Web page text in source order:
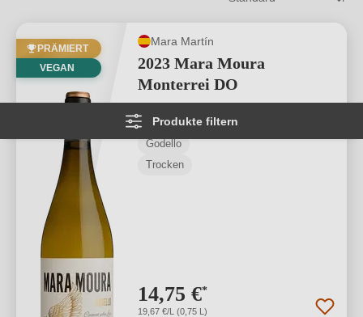
Produkte filtern
PRÄMIERT
VEGAN
Mara Martín
2023 Mara Moura
Monterrei DO
Monterrei D.O.
Godello
Trocken
14,75 €*
19,67 €/L (0,75 L)